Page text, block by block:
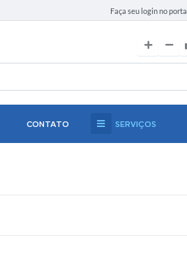
Faça seu login no portal
CONTATO SERVIÇOS